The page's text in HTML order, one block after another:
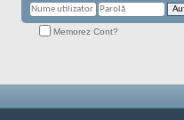
Memorez Cont?